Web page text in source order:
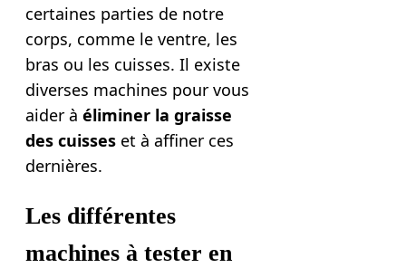
certaines parties de notre
corps, comme le ventre, les
bras ou les cuisses. Il existe
diverses machines pour vous
aider à éliminer la graisse
des cuisses et à affiner ces
dernières.
Les différentes
machines à tester en